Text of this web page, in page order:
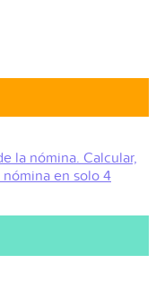
la nómina. Calcular,
en solo 4